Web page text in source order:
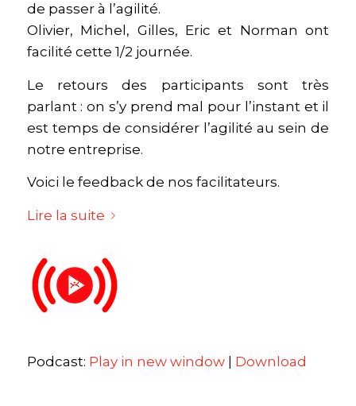
de passer à l’agilité.
Olivier, Michel, Gilles, Eric et Norman ont
facilité cette 1/2 journée.
Le retours des participants sont très
parlant : on s’y prend mal pour l’instant et il
est temps de considérer l’agilité au sein de
notre entreprise.
Voici le feedback de nos facilitateurs.
Lire la suite
Podcast: Play in new window| Download